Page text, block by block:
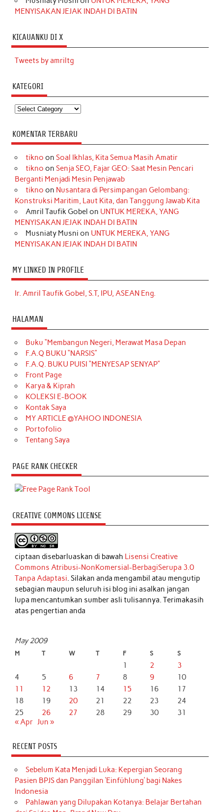
MENYISAKAN JEJAK INDAH DI BATIN
KICAUANKU DI X
Tweets by amriltg
KATEGORI
Kategori
KOMENTAR TERBARU
tikno on Soal Ikhlas, Kita Semua Masih Amatir
tikno on Senja SEO, Fajar GEO: Saat Mesin Pencari
Berganti Menjadi Mesin Penjawab
tikno on Nusantara di Persimpangan Gelombang:
Konstruksi Maritim, Laut Kita, dan Tanggung Jawab Kita
Amril Taufik Gobel on UNTUK MEREKA, YANG
MENYISAKAN JEJAK INDAH DI BATIN
Musniaty Musni on UNTUK MEREKA, YANG
MENYISAKAN JEJAK INDAH DI BATIN
MY LINKED IN PROFILE
Ir. Amril Taufik Gobel, S.T, IPU, ASEAN Eng.
HALAMAN
Buku “Membangun Negeri, Merawat Masa Depan
F.A.Q BUKU “NARSIS”
F.A.Q. BUKU PUISI “MENYESAP SENYAP”
Front Page
Karya & Kiprah
KOLEKSI E-BOOK
Kontak Saya
MY ARTICLE @YAHOO INDONESIA
Portofolio
Tentang Saya
PAGE RANK CHECKER
CREATIVE COMMONS LICENSE
ciptaan disebarluaskan di bawah Lisensi Creative
Commons Atribusi-NonKomersial-BerbagiSerupa 3.0
Tanpa Adaptasi. Silakan anda mengambil atau mengutip
sebagian maupun seluruh isi blog ini asalkan jangan
lupa mencantumkan sumber asli tulisannya. Terimakasih
atas pengertian anda
May 2009
M T W T F S S
1 2
3
4
5 6 7 8 9
10
11
12 13 14 15 16
17
18
19 20 21 22 23
24
25
26 27 28 29 30
31
« Apr Jun »
RECENT POSTS
Sebelum Kata Menjadi Luka: Kepergian Seorang
Pasien BPJS dan Panggilan ‘Einfühlung’ bagi Nakes
Indonesia
Pahlawan yang Dilupakan Kotanya: Belajar Bertahan